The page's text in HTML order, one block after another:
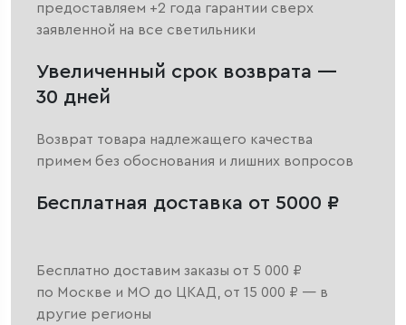
предоставляем +2 года гарантии сверх
заявленной на все светильники
Увеличенный срок возврата —
30 дней
Возврат товара надлежащего качества
примем без обоснования и лишних вопросов
Бесплатная доставка от 5000 ₽
Бесплатно доставим заказы от 5 000 ₽
по Москве и МО до ЦКАД, от 15 000 ₽ — в
другие регионы